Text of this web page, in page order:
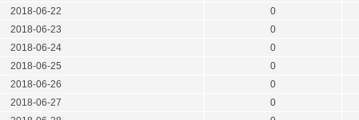
2018-06-22
0
2018-06-23
0
2018-06-24
0
2018-06-25
0
2018-06-26
0
2018-06-27
0